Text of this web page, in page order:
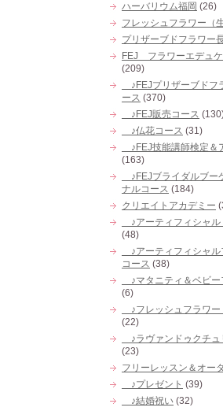
ハーバリウム福岡 (26)
フレッシュフラワー（
プリザーブドフラワー
FEJ フラワーエデュ
(209)
♪FEJプリザーブドフ
ース (370)
♪FEJ販売コース
♪仏花コース (31)
♪FEJ技能講師検定＆
(163)
♪FEJブライダルブー
ナルコース (184)
クリエイトアカデミー
♪アーティフィシャ
(48)
♪アーティフィシャル
コース (38)
♪マタニティ＆ベビー
(6)
♪フレッシュフラワー
(22)
♪ラヴァンドゥクチュ
(23)
フリーレッスン＆オー
♪プレゼント (39)
♪結婚祝い (32)